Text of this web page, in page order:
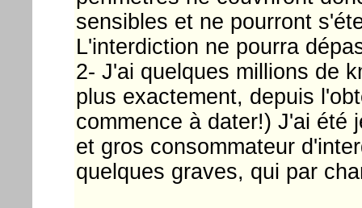
sensibles et ne pourront
L'interdiction ne pourra
2- J'ai quelques millions de
plus exactement, depuis
commence à dater!) J'ai été
et gros consommateur
quelques graves, qui par